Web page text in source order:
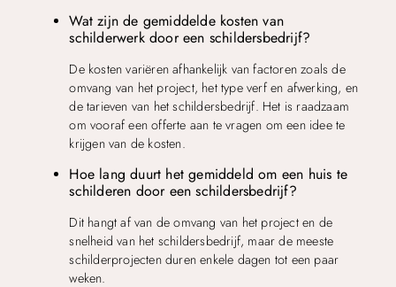
Wat zijn de gemiddelde kosten van
schilderwerk door een schildersbedrijf?
De kosten variëren afhankelijk van factoren zoals de
omvang van het project, het type verf en afwerking, en
de tarieven van het schildersbedrijf. Het is raadzaam
om vooraf een offerte aan te vragen om een idee te
krijgen van de kosten.
Hoe lang duurt het gemiddeld om een huis te
schilderen door een schildersbedrijf?
Dit hangt af van de omvang van het project en de
snelheid van het schildersbedrijf, maar de meeste
schilderprojecten duren enkele dagen tot een paar
weken.